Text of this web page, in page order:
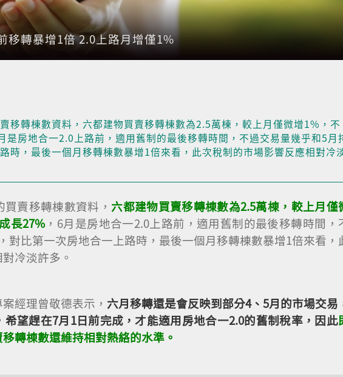
移轉暴增1倍 2.0上路月增僅1%
移轉棟數資料，六都建物買賣移轉棟數為2.5萬棟，較上月僅微增1%，不
是房地合一2.0上路前，適用舊制的最後移轉時間，不過交易量幾乎和5月
時，最後一個月移轉棟數暴增1倍來看，此次稅制的市場影響反應相對冷
賣移轉棟數資料， 六都建物買賣移轉棟數為2.5萬棟，較上月僅
長27%，6月是房地合一2.0上路前，適用舊制的最後移轉時間，
對比第一次房地合一上路時，最後一個月移轉棟數暴增1倍來看，
冷淡許多。
經理曾敬德表示， 六月移轉還是會反映到部分4、5月的市場交易
望趕在7月1日前完成，才能適用房地合一2.0的舊制稅率，因此
轉棟數還維持相對熱絡的水準。